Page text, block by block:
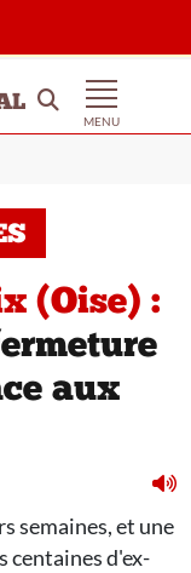
MENU
(Oise) :
aux
semaines, et une
centaines d'ex-